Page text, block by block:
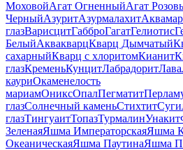
МоховойАгат ОгненныйАгат
ЧерныйАзуритАзурмалахит
глазВарисцитГабброГагатГелиотис
БелыйАквакварцКварц Дымчатый
сахарныйКварц с хлоритомКианит
глазКременьКунцитЛабрадоритЛава
кауриОкаменелость
мариамОниксОпалПегматит
глазСолнечный каменьСтихтит
глазТингуаитТопазТурмалинУнакит
ЗеленаяЯшма ИмператорскаяЯшма
ОкеаническаяЯшма ПаутинаЯшма